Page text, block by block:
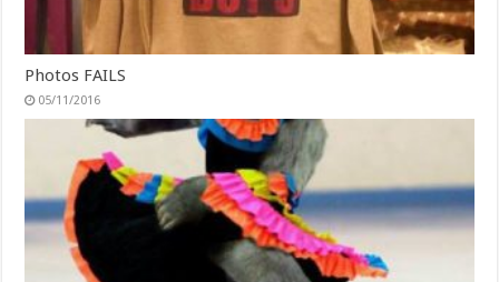
Photos FAILS
05/11/2016